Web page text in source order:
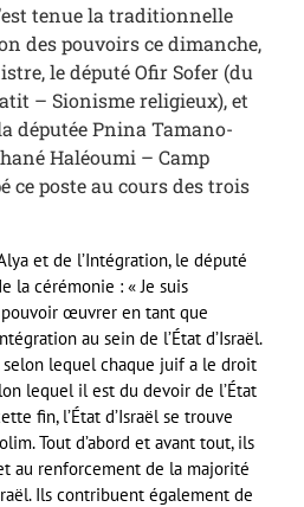
tenue la traditionnelle
des pouvoirs ce dimanche,
le député Ofir Sofer (du
– Sionisme religieux), et
députée Pnina Tamano-
Haléoumi – Camp
ce poste au cours des trois
et de l’Intégration, le député
la cérémonie : « Je suis
œuvrer en tant que
au sein de l’État d’Israël.
selon lequel chaque juif a le droit
lequel il est du devoir de l’État
fin, l’État d’Israël se trouve
Tout d’abord et avant tout, ils
au renforcement de la majorité
Ils contribuent également de